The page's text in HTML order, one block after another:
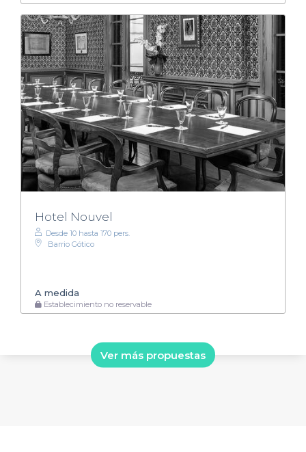
Hotel Nouvel
Desde 10 hasta 170 pers.
Barrio Gótico
A medida
Establecimiento no reservable
Ver más propuestas